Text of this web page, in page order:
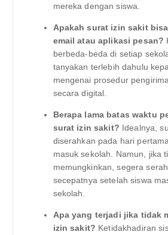
mereka dengan siswa.
Apakah surat izin sakit
email atau aplikasi pesan?
berbeda-beda di setiap
tanyakan terlebih dahulu
mengenai prosedur
secara digital.
Berapa lama batas waktu
surat izin sakit? Idealnya,
diserahkan pada hari
masuk sekolah. Namun, jika
memungkinkan, segera
secepatnya setelah siswa
sekolah.
Apa yang terjadi jika tidak
izin sakit? Ketidakhadiran